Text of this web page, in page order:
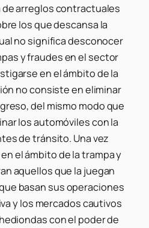
de arreglos contractuales
los que descansa la
no significa desconocer
y fraudes en el sector
en el ámbito de la
no consiste en eliminar
del mismo modo que
los automóviles con la
de tránsito. Una vez
el ámbito de la trampa y
aquellos que la juegan
basan sus operaciones
y los mercados cautivos
con el poder de